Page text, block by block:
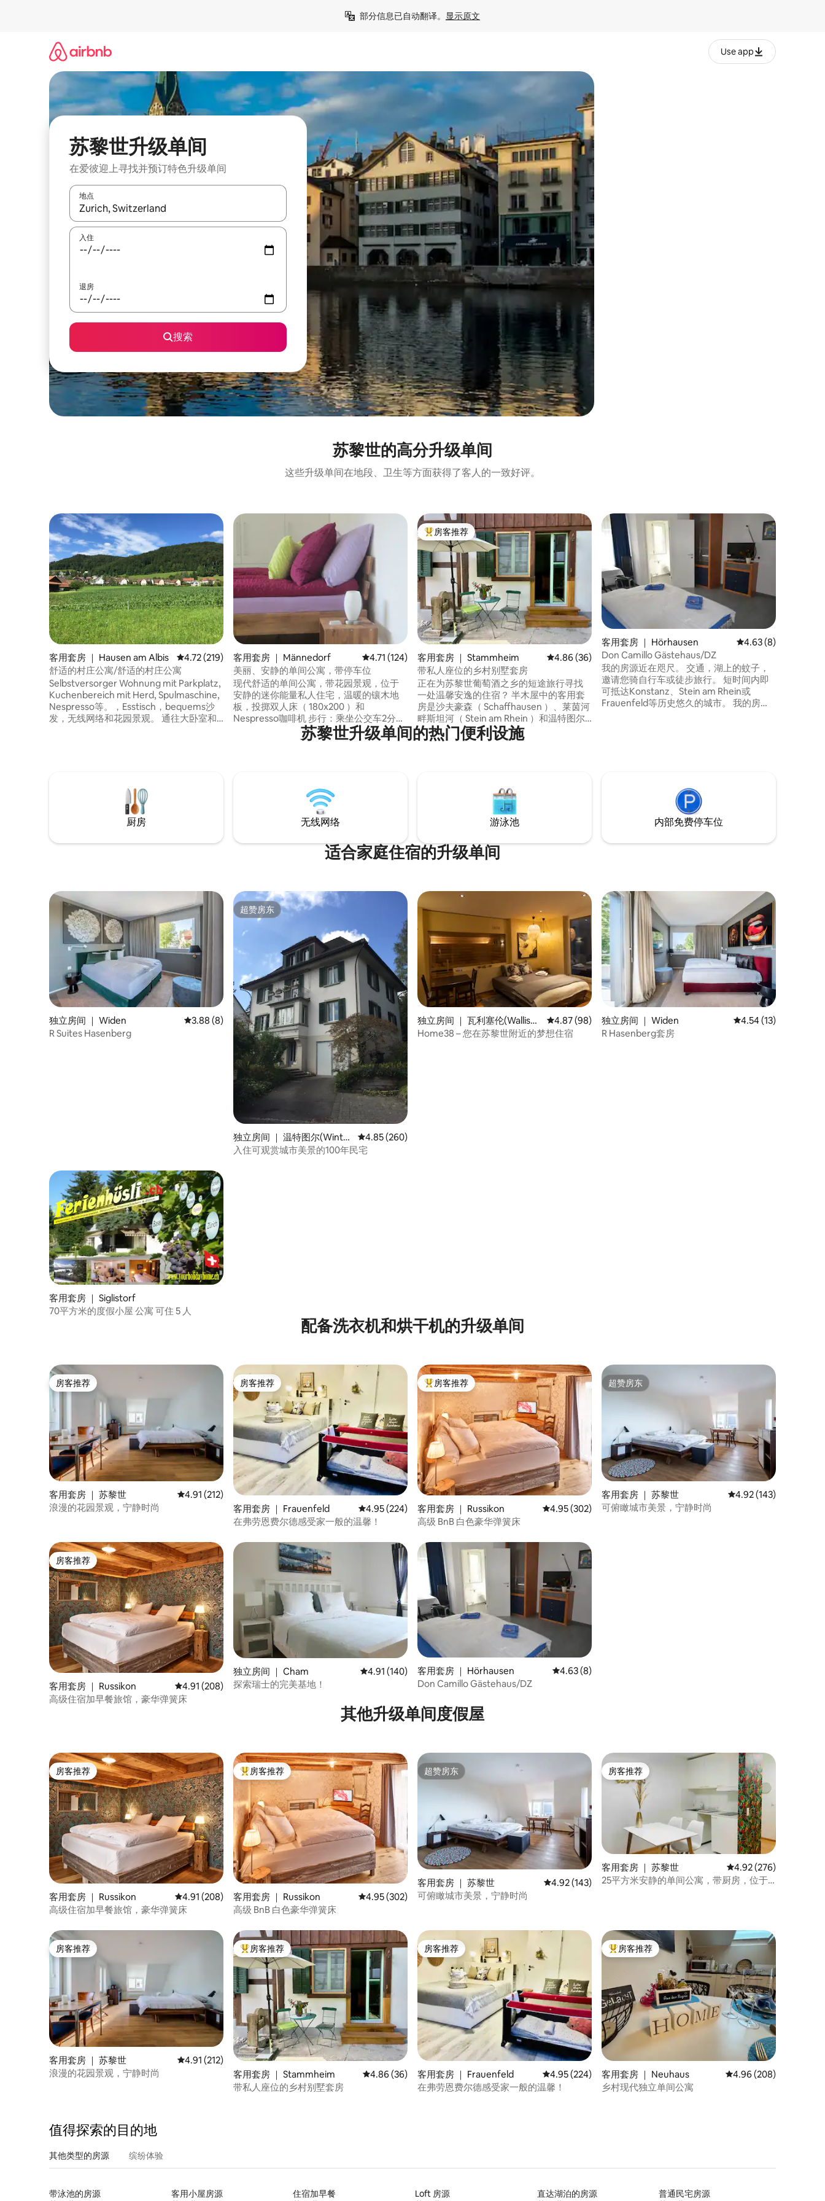
部分信息已自动翻译。 显示原文
Use app
苏黎世升级单间
在爱彼迎上寻找并预订特色升级单间
地点
如有搜索结果，请使用上下方向键查看，或通过点击或滑动手势浏览。
入住
退房
搜索
苏黎世的高分升级单间
这些升级单间在地段、卫生等方面获得了客人的一致好评。
客用套房 ｜ Hausen am Albis 平均评分 4.72 分（满分 5 分），共 219 条评价
4.72 (219)
舒适的村庄公寓/舒适的村庄公寓
Selbstversorger Wohnung mit Parkplatz,
Kuchenbereich mit Herd, Spulmaschine,
Nespresso等。，Esstisch，bequems沙
发，无线网络和花园景观。 通往大卧室和
客用套房 ｜ Männedorf 平均评分 4.71 分（满分 5 分），共 124 条评价
4.71 (124)
美丽、安静的单间公寓，带停车位
现代舒适的单间公寓，带花园景观，位于
安静的迷你能量私人住宅，温暖的镶木地
板，投掷双人床（ 180x200 ）和
Nespresso咖啡机 步行：乘坐公交车2分
钟， S-Bahn （郊区火车） 10分钟，湖边8
分钟， Boldern 20分钟 乘坐S-Bahn前往苏
徒步和骑行区Pfannenstiel、Panorama
热门「房客推荐」
房客推荐
客用套房 ｜ Stammheim 平均评分 4.86 分（满分 5 分），共 36 条评价
4.86 (36)
带私人座位的乡村别墅套房
正在为苏黎世葡萄酒之乡的短途旅行寻找
一处温馨安逸的住宿？ 半木屋中的客用套
房是沙夫豪森（ Schaffhausen ）、莱茵河
畔斯坦河（ Stein am Rhein ）和温特图尔
（ Winterthur ）之间三角地带骑自行车之
旅、短途旅行和徒步旅行的理想起点。 圣
有光污染的夜空中放松身心。
客用套房 ｜ Hörhausen 平均评分 4.63 分（
4.63 (8)
Don Camillo Gästehaus/DZ
我的房源近在咫尺。 交通，湖上的蚊子，
邀请您骑自行车或徒步旅行。 短时间内即
可抵达Konstanz、Stein am Rhein或
Frauenfeld等历史悠久的城市。 我的房源
苏黎世升级单间的热门便利设施
厨房 无线网络 游泳池 内部免费停车位
适合家庭住宿的升级单间
独立房间 ｜ Widen 平均评分 3.88 分（满分 5 分），共 8 条评价
3.88 (8)
R Suites Hasenberg
超赞房东
超赞房东
独立房间 ｜ 温特图尔(Winter
thur)
平均评分 4.85 分（满分 5 分），共 260 条评价
4.85 (260)
入住可观赏城市美景的100年民宅
独立房间 ｜ 瓦利塞伦(Wallisell
en)
平均评分 4.87 分（满分 5 分），共 98 条评价
4.87 (98)
Home38 – 您在苏黎世附近的梦想住宿
独立房间 ｜ Widen 平均评分 4.54 分（满
4.54 (13)
R Hasenberg套房
客用套房 ｜ Siglistorf
70平方米的度假小屋 公寓 可住 5 人
配备洗衣机和烘干机的升级单间
房客推荐
房客推荐
客用套房 ｜ 苏黎世 平均评分 4.91 分（满分 5 分），共 212 条评价
4.91 (212)
浪漫的花园景观，宁静时尚
房客推荐
房客推荐
客用套房 ｜ Frauenfeld 平均评分 4.95 分（满分 5 分），共 224 条评价
4.95 (224)
在弗劳恩费尔德感受家一般的温馨！
热门「房客推荐」
房客推荐
客用套房 ｜ Russikon 平均评分 4.95 分（满分 5 分），共 302 条评价
4.95 (302)
高级 BnB 白色豪华弹簧床
超赞房东
超赞房东
客用套房 ｜ 苏黎世 平均评分 4.92 分（满
4.92 (143)
可俯瞰城市美景，宁静时尚
房客推荐
房客推荐
客用套房 ｜ Russikon 平均评分 4.91 分（满分 5 分），共 208 条评价
4.91 (208)
高级住宿加早餐旅馆，豪华弹簧床
独立房间 ｜ Cham 平均评分 4.91 分（满分 5 分），共 140 条评价
4.91 (140)
探索瑞士的完美基地！
客用套房 ｜ Hörhausen 平均评分 4.63 分（满分 5 分），共 8 条评价
4.63 (8)
Don Camillo Gästehaus/DZ
其他升级单间度假屋
房客推荐
房客推荐
客用套房 ｜ Russikon 平均评分 4.91 分（满分 5 分），共 208 条评价
4.91 (208)
高级住宿加早餐旅馆，豪华弹簧床
热门「房客推荐」
房客推荐
客用套房 ｜ Russikon 平均评分 4.95 分（满分 5 分），共 302 条评价
4.95 (302)
高级 BnB 白色豪华弹簧床
超赞房东
超赞房东
客用套房 ｜ 苏黎世 平均评分 4.92 分（满分 5 分），共 143 条评价
4.92 (143)
可俯瞰城市美景，宁静时尚
房客推荐
房客推荐
客用套房 ｜ 苏黎世 平均评分 4.92 分（满
4.92 (276)
25平方米安静的单间公寓，带厨房，位于
房客推荐
房客推荐
客用套房 ｜ 苏黎世 平均评分 4.91 分（满分 5 分），共 212 条评价
4.91 (212)
浪漫的花园景观，宁静时尚
热门「房客推荐」
房客推荐
客用套房 ｜ Stammheim 平均评分 4.86 分（满分 5 分），共 36 条评价
4.86 (36)
带私人座位的乡村别墅套房
房客推荐
房客推荐
客用套房 ｜ Frauenfeld 平均评分 4.95 分（满分 5 分），共 224 条评价
4.95 (224)
在弗劳恩费尔德感受家一般的温馨！
热门「房客推荐」
房客推荐
客用套房 ｜ Neuhaus 平均评分 4.96 分（满分
4.96 (208)
乡村现代独立单间公寓
值得探索的目的地
其他类型的房源 缤纷体验
带泳池的房源
客用小屋房源
住宿加早餐
Loft 房源
直达湖泊的房源
普通民宅房源